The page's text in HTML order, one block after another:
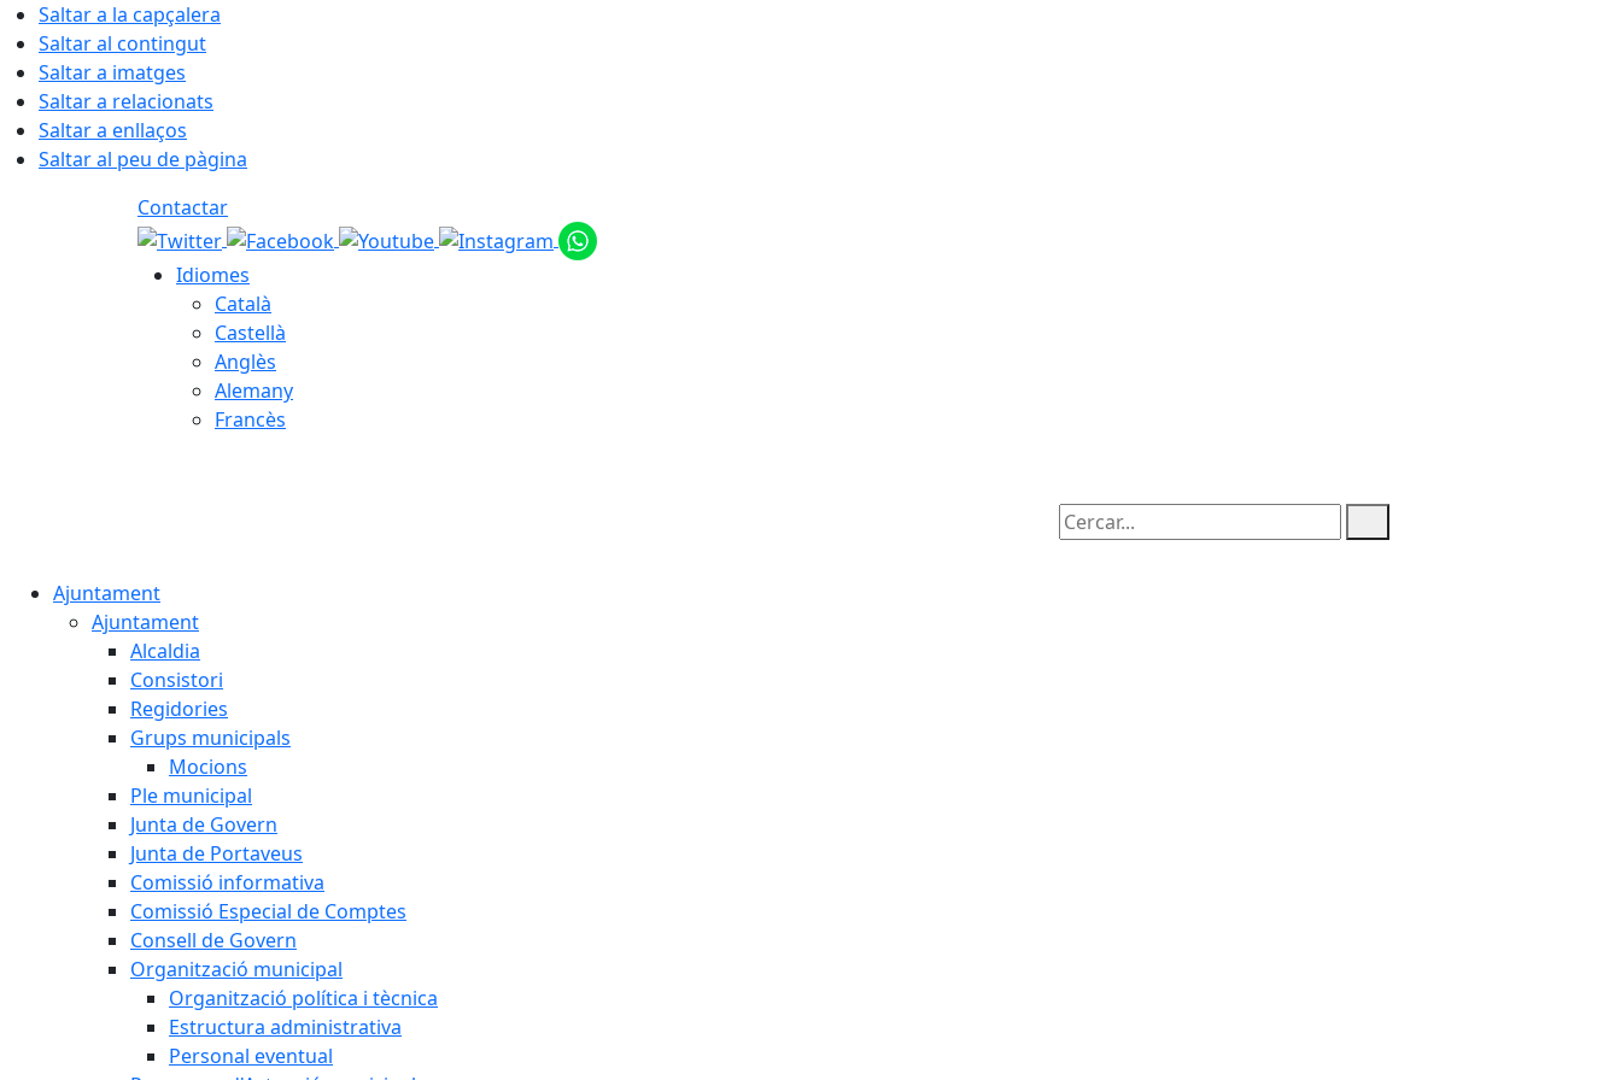
Saltar a la capçalera
Saltar al contingut
Saltar a imatges
Saltar a relacionats
Saltar a enllaços
Saltar al peu de pàgina
Contactar
Idiomes
Català
Castellà
Anglès
Alemany
Francès
Cercar:
Ajuntament
Ajuntament
Alcaldia
Consistori
Regidories
Grups municipals
Mocions
Ple municipal
Junta de Govern
Junta de Portaveus
Comissió informativa
Comissió Especial de Comptes
Consell de Govern
Organització municipal
Organització política i tècnica
Estructura administrativa
Personal eventual